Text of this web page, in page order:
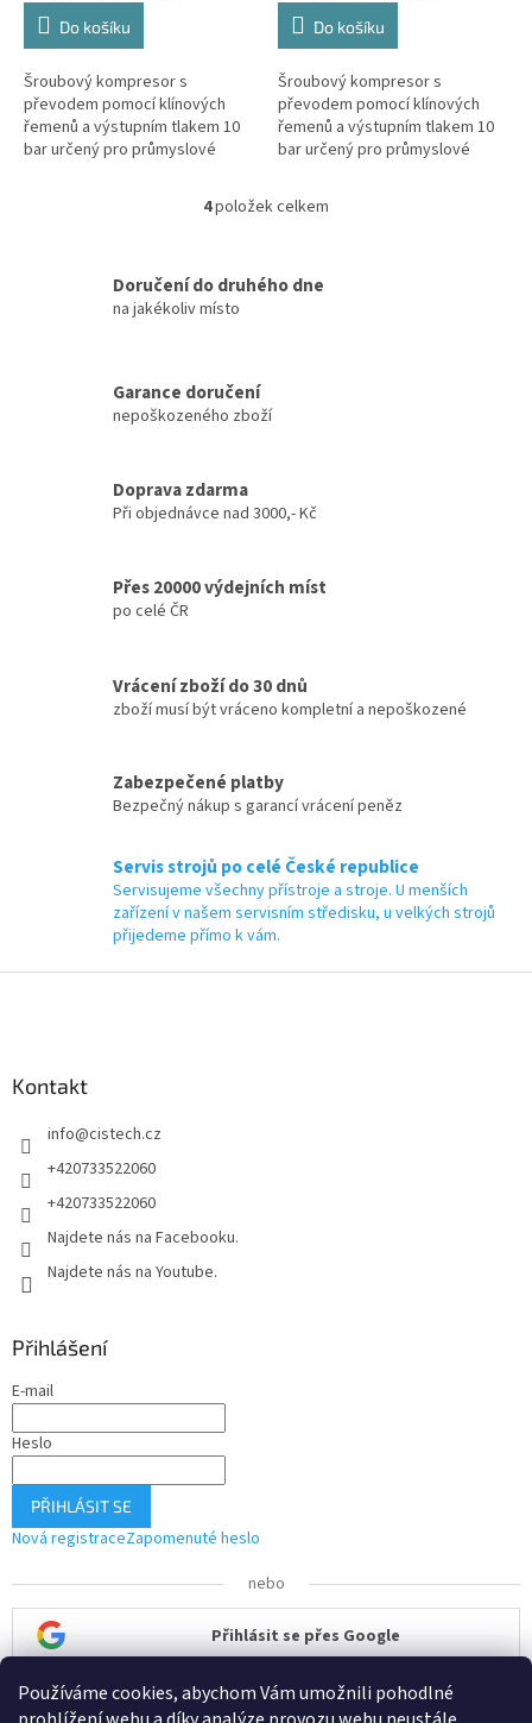
Používáme cookies, abychom Vám umožnili pohodlné
Do košíku
Šroubový kompresor s
převodem pomocí klínových
řemenů a výstupním tlakem 10
bar určený pro průmyslové
mazané provedení s příkonem
Do košíku
Šroubový kompresor s
převodem pomocí klínových
řemenů a výstupním tlakem 10
bar určený pro průmyslové
mazané provedení s příkonem
motoru 7,5 kW,...
O
á
r
v
i
s
4položek celkem
Doručení do druhého dne
na jakékoliv místo
Garance doručení
nepoškozeného zboží
Doprava zdarma
Při objednávce nad 3000,- Kč
Přes 20000 výdejních míst
po celé ČR
Vrácení zboží do 30 dnů
zboží musí být vráceno kompletní a nepoškozené
Zabezpečené platby
Bezpečný nákup s garancí vrácení peněz
Servis strojů po celé České republice
Servisujeme všechny přístroje a stroje. U menších
zařízení v našem servisním středisku, u velkých strojů
přijedeme přímo k vám.
Kontakt
info@cistech.cz
+420733522060
+420733522060
Najdete nás na Facebooku.
Najdete nás na Youtube.
Přihlášení
E-mail
Heslo
PŘIHLÁSIT SE
Nová registraceZapomenuté heslo
nebo
Přihlásit se přes Google
Přihlásit se přes Seznam